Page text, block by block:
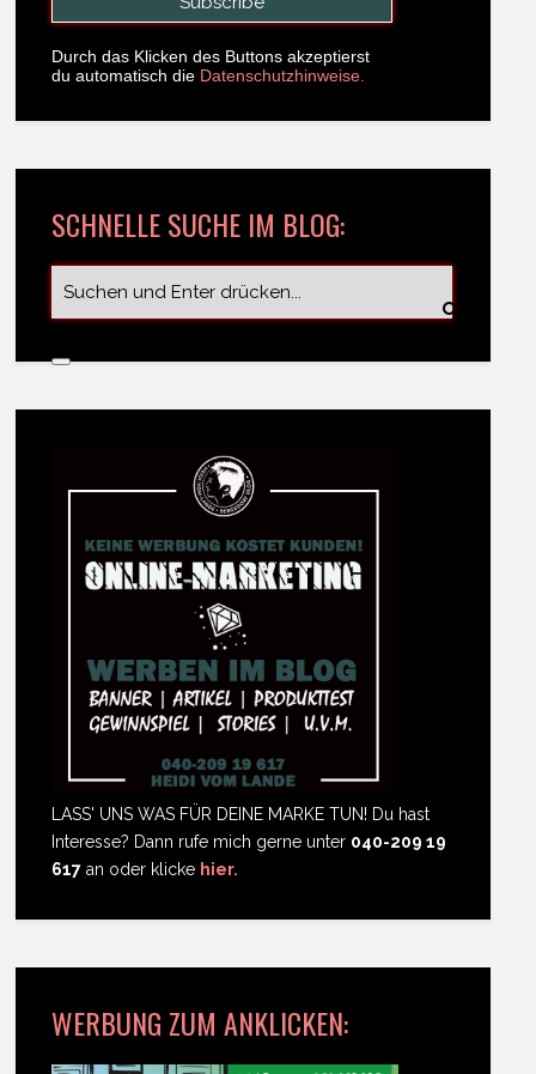
Durch das Klicken des Buttons akzeptierst
du automatisch die Datenschutzhinweise.
SCHNELLE SUCHE IM BLOG:
LASS' UNS WAS FÜR DEINE MARKE TUN! Du hast
Interesse? Dann rufe mich gerne unter 040-209 19
617 an oder klicke hier.
WERBUNG ZUM ANKLICKEN: